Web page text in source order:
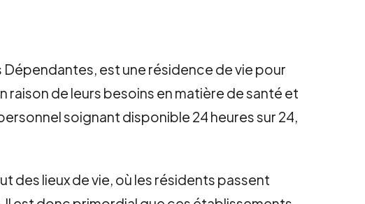
est une résidence de vie pour
raison de leurs besoins en matière de santé et
soignant disponible 24 heures sur 24,
des lieux de vie, où les résidents passent